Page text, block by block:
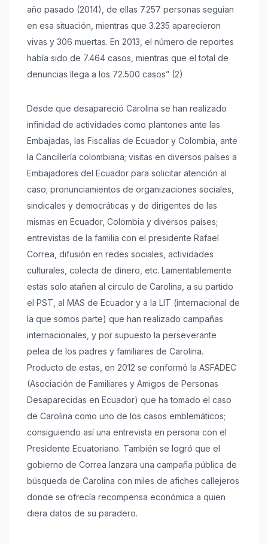
año pasado (2014), de ellas 7.257 personas seguían
en esa situación, mientras que 3.235 aparecieron
vivas y 306 muertas. En 2013, el número de reportes
había sido de 7.464 casos, mientras que el total de
denuncias llega a los 72.500 casos” (2)
Desde que desapareció Carolina se han realizado
infinidad de actividades como plantones ante las
Embajadas, las Fiscalías de Ecuador y Colombia, ante
la Cancillería colombiana; visitas en diversos países a
Embajadores del Ecuador para solicitar atención al
caso; pronunciamientos de organizaciones sociales,
sindicales y democráticas y de dirigentes de las
mismas en Ecuador, Colombia y diversos países;
entrevistas de la familia con el presidente Rafael
Correa, difusión en redes sociales, actividades
culturales, colecta de dinero, etc. Lamentablemente
estas solo atañen al círculo de Carolina, a su partido
el PST, al MAS de Ecuador y a la LIT (internacional de
la que somos parte) que han realizado campañas
internacionales, y por supuesto la perseverante
pelea de los padres y familiares de Carolina.
Producto de estas, en 2012 se conformó la ASFADEC
(Asociación de Familiares y Amigos de Personas
Desaparecidas en Ecuador) que ha tomado el caso
de Carolina como uno de los casos emblemáticos;
consiguiendo así una entrevista en persona con el
Presidente Ecuatoriano. También se logró que el
gobierno de Correa lanzara una campaña pública de
búsqueda de Carolina con miles de afiches callejeros
donde se ofrecía recompensa económica a quien
diera datos de su paradero.